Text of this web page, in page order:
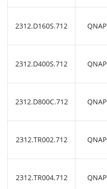
2312.D160S.712 QNAP
2312.D400S.712 QNAP
2312.D800C.712 QNAP
2312.TR002.712 QNAP
2312.TR004.712 QNAP